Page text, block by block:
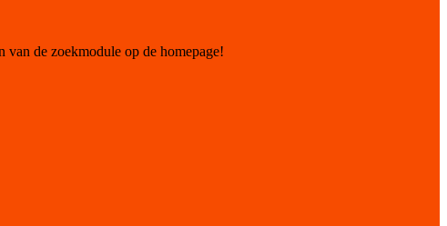
van de zoekmodule op de homepage!